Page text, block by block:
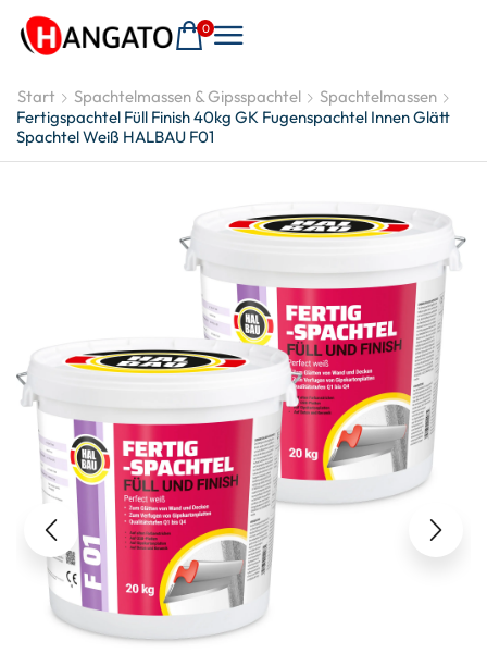
0
Start Spachtelmassen & Gipsspachtel
Spachtelmassen
Fertigspachtel Füll Finish 40kg GK Fugenspachtel Innen Glätt
Spachtel Weiß HALBAU F01